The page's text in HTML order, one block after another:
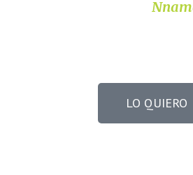
LO QUIERO